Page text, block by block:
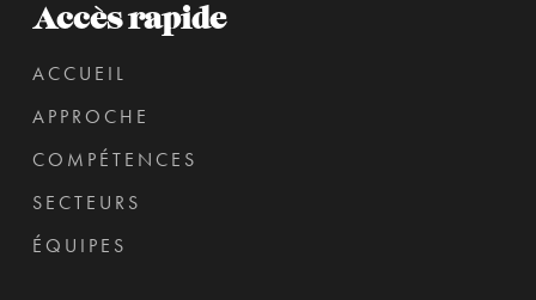
Accès rapide
ACCUEIL
APPROCHE
COMPÉTENCES
SECTEURS
ÉQUIPES